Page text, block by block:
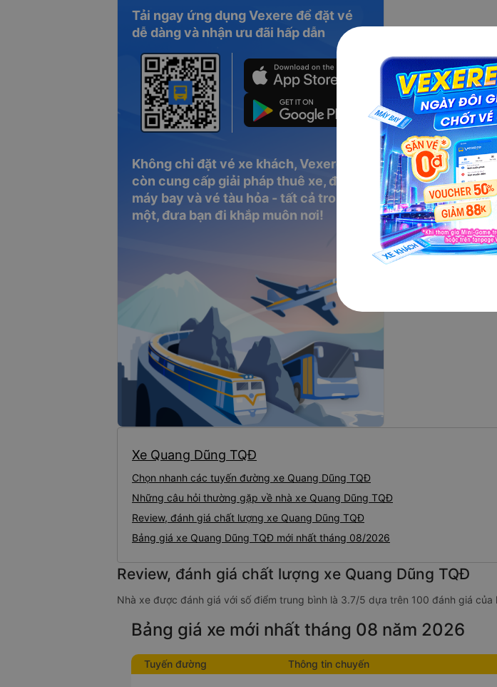
Tải ngay ứng dụng Vexere để đặt vé
dễ dàng và nhận ưu đãi hấp dẫn
Không chỉ đặt vé xe khách, Vexere
còn cung cấp giải pháp thuê xe, đặt vé
máy bay và vé tàu hỏa - tất cả trong
một, đưa bạn đi khắp muôn nơi!
Xe Quang Dũng TQĐ
Chọn nhanh các tuyến đường xe Quang Dũng TQĐ
Những câu hỏi thường gặp về nhà xe Quang Dũng TQĐ
Review, đánh giá chất lượng xe Quang Dũng TQĐ
Bảng giá xe Quang Dũng TQĐ mới nhất tháng 08/2026
Review, đánh giá chất lượng xe Quang Dũng TQĐ
Nhà xe được đánh giá với số điểm trung bình là 3.7/5 dựa trên 100 đánh giá
Bảng giá xe mới nhất tháng 08 năm 2026
Tuyến đường Thông tin chuyến